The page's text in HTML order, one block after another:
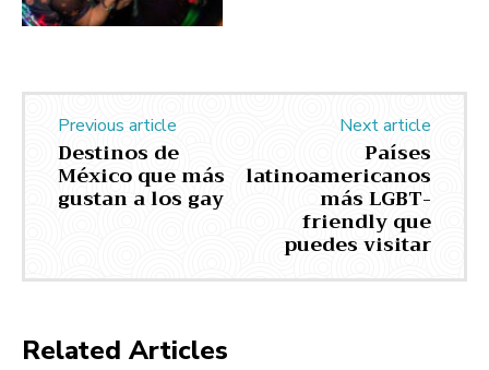
Previous article
Destinos de
México que más
gustan a los gay
Next article
Países
latinoamericanos
más LGBT-
friendly que
puedes visitar
Related Articles